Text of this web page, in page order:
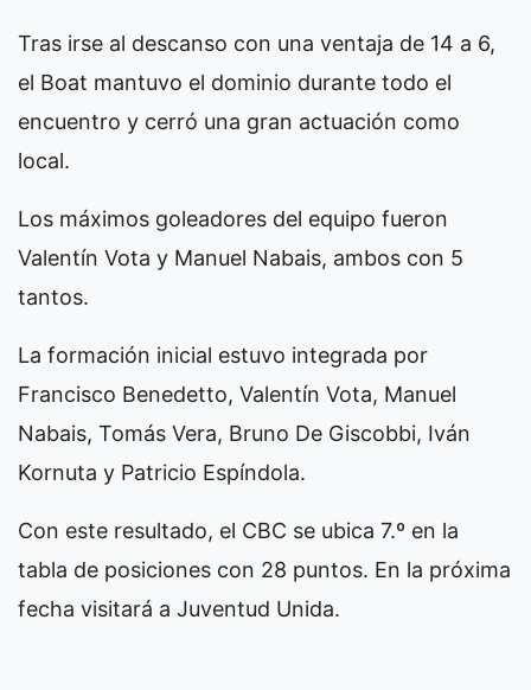
Tras irse al descanso con una ventaja de 14 a 6,
el Boat mantuvo el dominio durante todo el
encuentro y cerró una gran actuación como
local.
Los máximos goleadores del equipo fueron
Valentín Vota y Manuel Nabais, ambos con 5
tantos.
La formación inicial estuvo integrada por
Francisco Benedetto, Valentín Vota, Manuel
Nabais, Tomás Vera, Bruno De Giscobbi, Iván
Kornuta y Patricio Espíndola.
Con este resultado, el CBC se ubica 7.º en la
tabla de posiciones con 28 puntos. En la próxima
fecha visitará a Juventud Unida.